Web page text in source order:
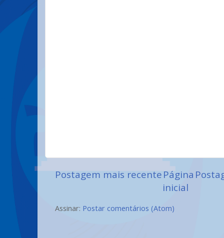
Postagem mais recentePágina
inicial
Assinar: Postar comentários (Atom)